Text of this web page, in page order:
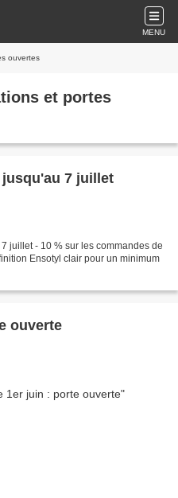
MENU
ouvertes
et portes
7 juillet
juillet - 10 % sur les commandes de
Ensotyl clair pour un minimum
ouverte